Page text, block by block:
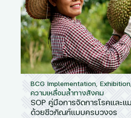
BCG Implementation Exhibition
ความเหลื่อมล้ำทางสังคม
SOP คู่มือการจัดการโรคและแ
ด้วยชีวภัณฑ์แบบครบวงจร